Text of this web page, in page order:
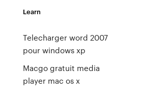
Learn
Telecharger word 2007
pour windows xp
Macgo gratuit media
player mac os x